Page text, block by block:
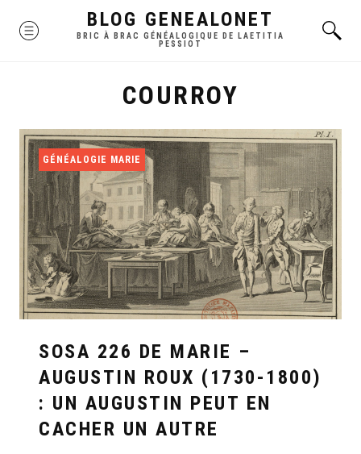
MENU BLOG GENEALONET
BRIC À BRAC GÉNÉALOGIQUE DE LAETITIA
PESSIOT
COURROY
GÉNÉALOGIE MARIE
SOSA 226 DE MARIE –
AUGUSTIN ROUX (1730-1800)
: UN AUGUSTIN PEUT EN
CACHER UN AUTRE